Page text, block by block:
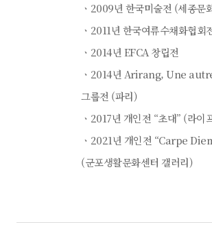
ㆍ2009년 한국미술전 (세종문
ㆍ2011년 한국여류수채화협회
ㆍ2014년 EFCA 창립전
ㆍ2014년 Arirang, Une
그룹전 (파리)
ㆍ2017년 개인전 “초대” (라이
ㆍ2021년 개인전 “Carpe
(군포생활문화센터 갤러리)